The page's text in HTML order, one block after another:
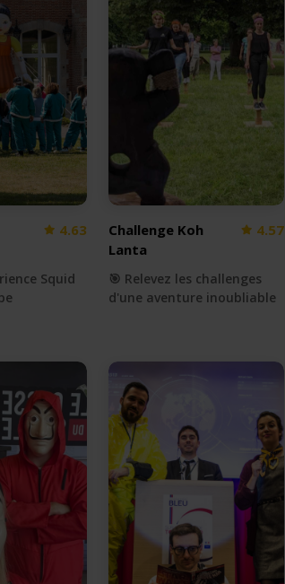
4.63
Squid
Challenge Koh
Lanta
4.57
🎯 Relevez les challenges
d'une aventure inoubliable